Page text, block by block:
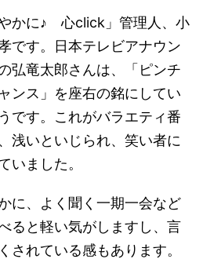
やかに♪ 心click」管理人、小
です。日本テレビアナウン
弘竜太郎さんは、「ピンチ
ンス」を座右の銘にしてい
です。これがバラエティ番
浅いといじられ、笑い者に
いました。
に、よく聞く一期一会など
ると軽い気がしますし、言
されている感もあります。